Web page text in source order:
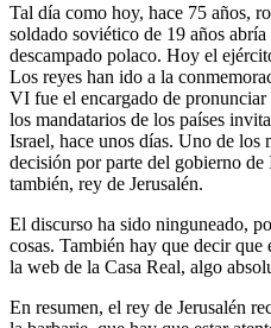
Tal día como hoy, hace 75 años,
soldado soviético de 19 años
descampado polaco. Hoy el
Los reyes han ido a la
VI fue el encargado de pronunciar
los mandatarios de los países
Israel, hace unos días. Uno de los
decisión por parte del gobierno de
también, rey de Jerusalén.
El discurso ha sido ninguneado,
cosas. También hay que decir que
la web de la Casa Real, algo
En resumen, el rey de Jerusalén